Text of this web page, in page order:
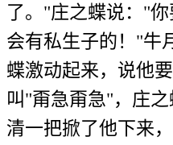
了。"庄之蝶说："
会有私生子的！"牛
蝶激动起来，说他
叫"甭急甭急"，庄
清一把掀了他下来